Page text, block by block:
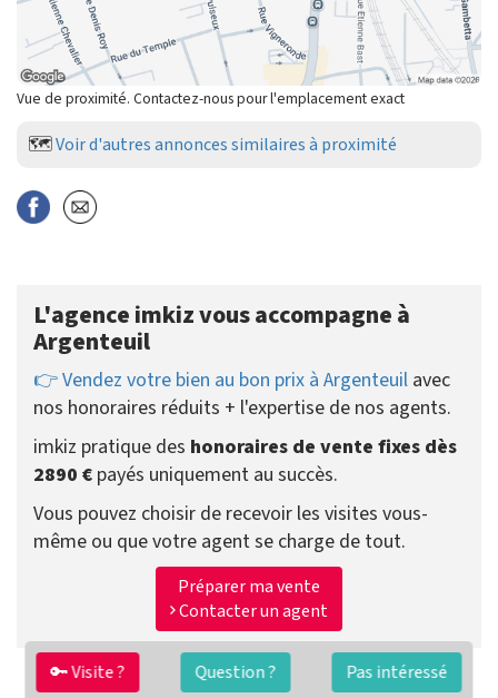
Vue de proximité. Contactez-nous pour l'emplacement exact
🗺️Voir d'autres annonces similaires à proximité
🔑 Visite ? Question ? Pas intéressé
L'agence imkiz vous accompagne à
Argenteuil
👉 Vendez votre bien au bon prix à Argenteuil avec
nos honoraires réduits + l'expertise de nos agents.
imkiz pratique des honoraires de vente fixes dès
2890 € payés uniquement au succès.
Vous pouvez choisir de recevoir les visites vous-
même ou que votre agent se charge de tout.
Préparer ma vente
Contacter un agent